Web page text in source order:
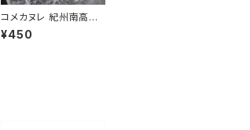
コメカヌレ 紀州南高梅
小麦を使わないグルテ
ンフリーのカヌレ
¥450